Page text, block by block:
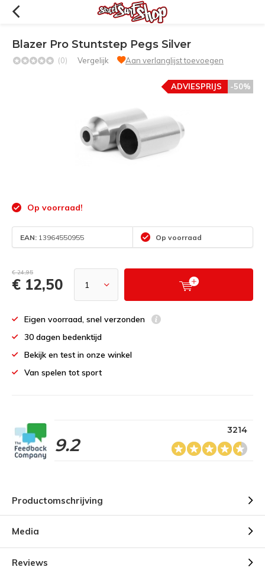
Blazer Pro Stuntstep Pegs Silver
(0) Vergelijk Aan verlanglijst toevoegen
-50%
ADVIESPRIJS
Op voorraad!
EAN: 13964550955 Op voorraad
€ 24,95
€ 12,50
Eigen voorraad, snel verzonden
30 dagen bedenktijd
Bekijk en test in onze winkel
Van spelen tot sport
9.2
3214
Productomschrijving
Media
Reviews